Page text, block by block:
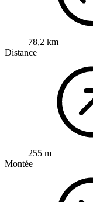
78,2 km
Distance
255 m
Montée